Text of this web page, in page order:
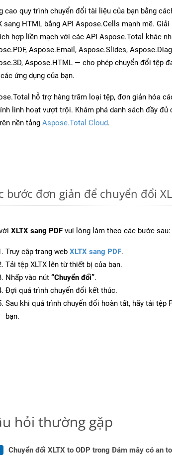
cao quy trình chuyển đổi tài liệu của bạn bằng
sang HTML bằng API Aspose.Cells mạnh mẽ.
hợp liền mạch với các API Aspose.Total khác
Aspose.Email, Aspose.Slides,
Aspose.HTML — cho phép chuyển đổi tệp
ứng dụng của bạn.
hỗ trợ hàng trăm loại tệp, đơn giản hóa
linh hoạt vượt trội. Khám phá danh sách đầy đủ
nền tảng Aspose.Total Cloud.
bước đơn giản để chuyển đổi
XLTX sang PDF vui lòng làm theo các bước sau:
Truy cập trang web XLTX sang PDF.
Tải tệp XLTX lên từ thiết bị của bạn.
Nhấp vào nút “Chuyển đổi”.
Đợi quá trình chuyển đổi kết thúc.
Sau khi quá trình chuyển đổi hoàn tất, hãy tải tệp
bạn.
hỏi thường gặp
Chuyển đổi XLTX to ODP trong Đám mây có an